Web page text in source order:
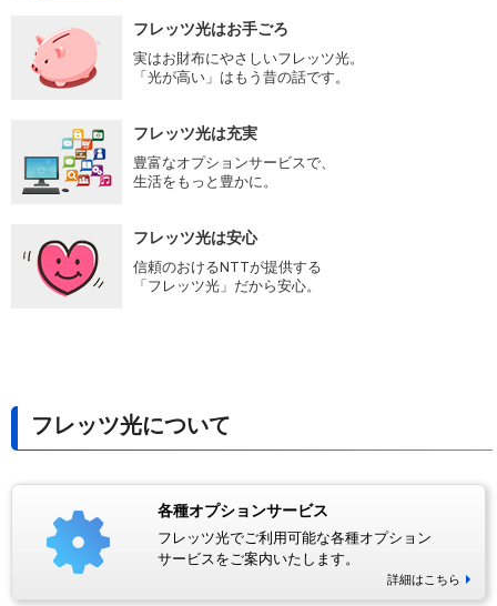
フレッツ光はお手ごろ
実はお財布にやさしいフレッツ光。
「光が高い」はもう昔の話です。
フレッツ光は充実
豊富なオプションサービスで、
生活をもっと豊かに。
フレッツ光は安心
信頼のおけるNTTが提供する
「フレッツ光」だから安心。
フレッツ光について
各種オプションサービス
フレッツ光でご利用可能な各種オプション
サービスをご案内いたします。
詳細はこちら